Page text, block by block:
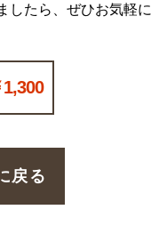
したら、ぜひお気軽に
1,300
戻る